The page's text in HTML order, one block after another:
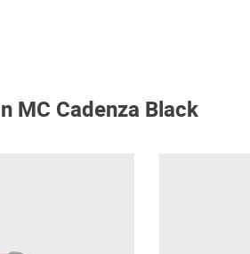
MC Cadenza Black